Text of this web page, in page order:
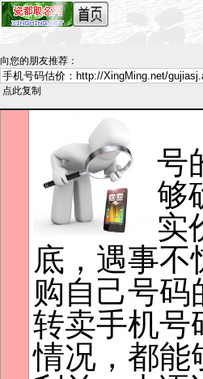
向您的朋友推荐 ：
点此复制
号
够
实
底，遇事
购自己号码
转卖手机号
情况，都能